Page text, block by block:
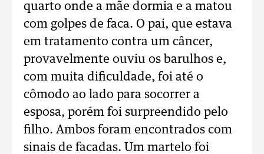
quarto onde a mãe dormia e a matou
com golpes de faca. O pai, que estava
em tratamento contra um câncer,
provavelmente ouviu os barulhos e,
com muita dificuldade, foi até o
cômodo ao lado para socorrer a
esposa, porém foi surpreendido pelo
filho. Ambos foram encontrados com
sinais de facadas. Um martelo foi